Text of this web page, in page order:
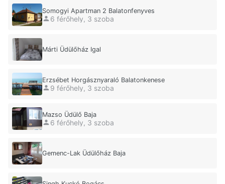
Somogyi Apartman 2 Balatonfenyves
6 férőhely, 3 szoba
Márti Üdülőház Igal
Erzsébet Horgásznyaraló Balatonkenese
9 férőhely, 3 szoba
Mazso Üdülő Baja
6 férőhely, 3 szoba
Gemenc-Lak Üdülőház Baja